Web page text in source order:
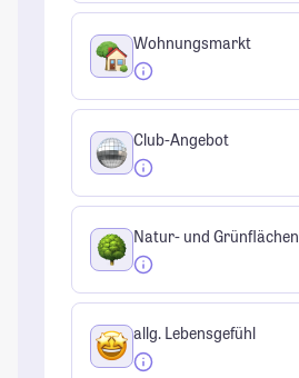
Wohnungsmarkt
Club-Angebot
Natur- und Grünflächen
allg. Lebensgefühl